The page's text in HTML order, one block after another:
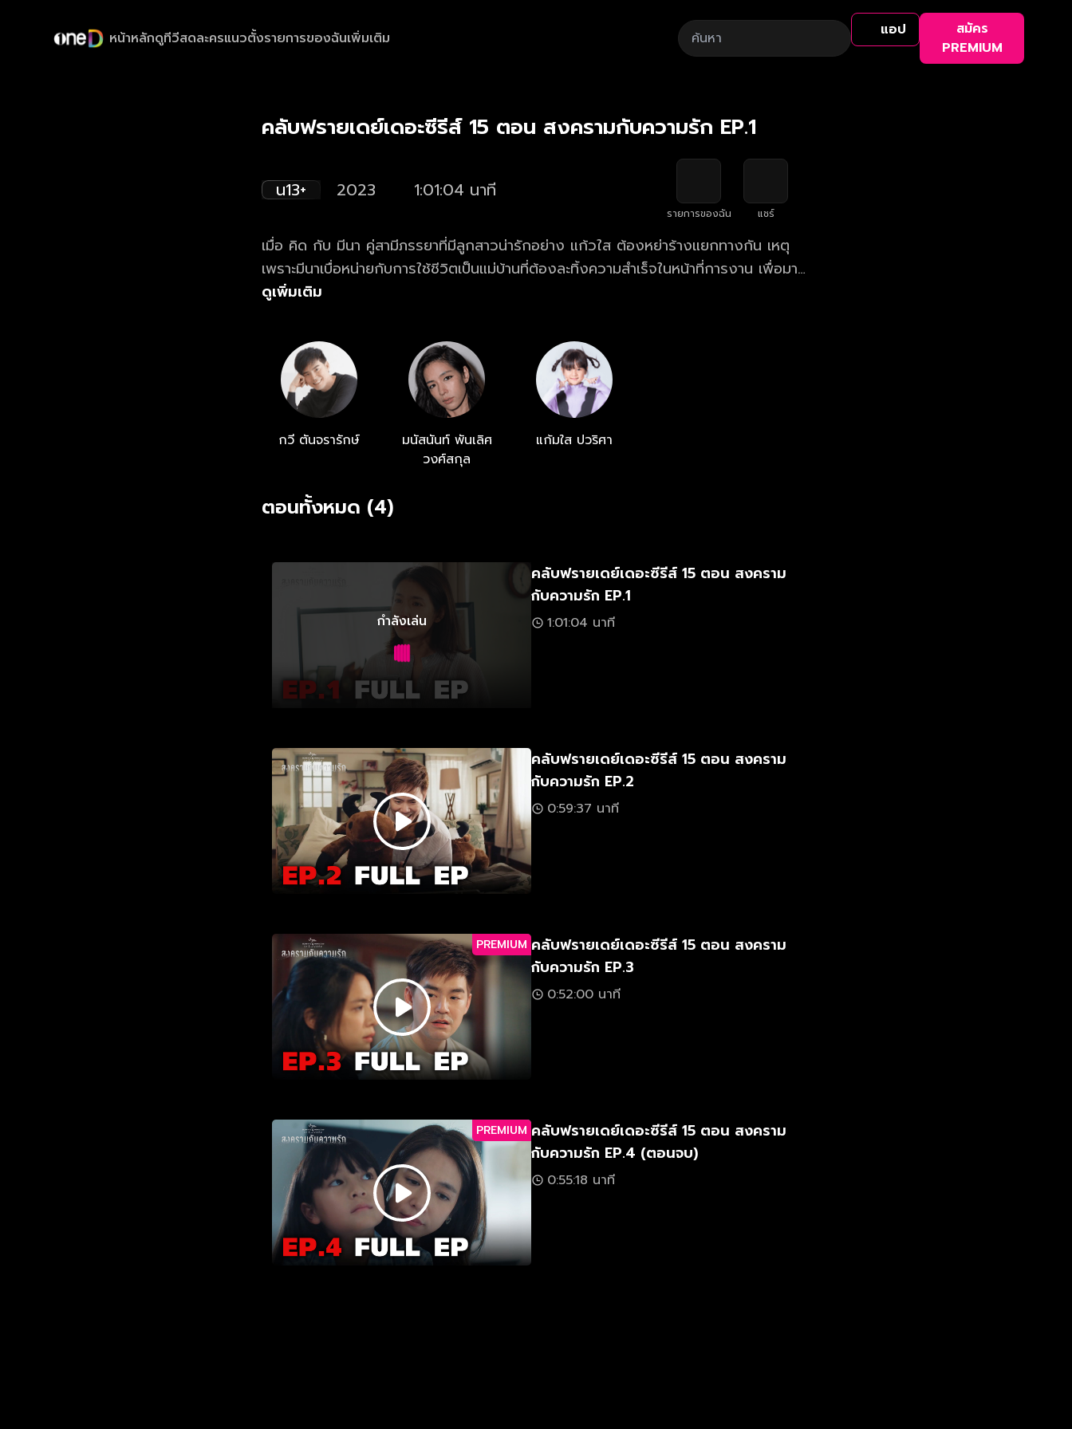
หน้าหลักดูทีวีสดละครแนวตั้งรายการของฉันเพิ่มเติม แอป
สมัคร
PREMIUM
คลับฟรายเดย์เดอะซีรีส์ 15 ตอน สงครามกับความรัก EP.1
น13+ 2023 1:01:04 นาที
รายการของฉัน แชร์
เมื่อ คิด กับ มีนา คู่สามีภรรยาที่มีลูกสาวน่ารักอย่าง แก้วใส ต้องหย่าร้างแยกทางกัน เหตุ
เพราะมีนาเบื่อหน่ายกับการใช้ชีวิตเป็นแม่บ้านที่ต้องละทิ้งความสำเร็จในหน้าที่การงาน เพื่อมา
ดูแล ครอบครัวและเลี้ยงลูก ด้วยความเหน็ดเหนื่อยเก็บกด จนถึงขั้นเป็นโรคซึมเศร้าอย่าง
ต้องพาตัวออกไป จากวิถีชีวิตแบบเก่า รวมทั้งทิ้งแก้วใสลูกสาวตัวเล็กๆ เอาไว้ให้คิด พ่อผู้ไม่
เคยประสบความสำเร็จกับสิ่งใดในชีวิต...
ดูเพิ่มเติม
กวี ตันจรารักษ์
มนัสนันท์ พันเลิศ
วงศ์สกุล
แก้มใส ปวริศา
ตอนทั้งหมด (4)
กำลังเล่น
คลับฟรายเดย์เดอะซีรีส์ 15 ตอน สงคราม
กับความรัก EP.1
1:01:04 นาที
คลับฟรายเดย์เดอะซีรีส์ 15 ตอน สงคราม
กับความรัก EP.2
0:59:37 นาที
PREMIUM คลับฟรายเดย์เดอะซีรีส์ 15 ตอน สงคราม
กับความรัก EP.3
0:52:00 นาที
PREMIUM คลับฟรายเดย์เดอะซีรีส์ 15 ตอน สงคราม
กับความรัก EP.4 (ตอนจบ)
0:55:18 นาที